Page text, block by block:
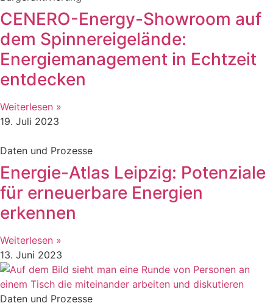
CENERO-Energy-Showroom auf
dem Spinnereigelände:
Energiemanagement in Echtzeit
entdecken
Weiterlesen »
19. Juli 2023
Daten und Prozesse
Energie-Atlas Leipzig: Potenziale
für erneuerbare Energien
erkennen
Weiterlesen »
13. Juni 2023
Daten und Prozesse